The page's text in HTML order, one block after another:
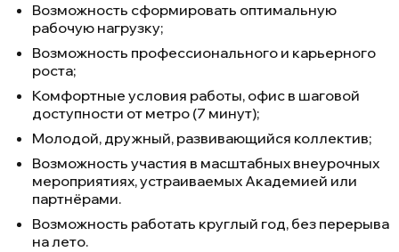
Возможность сформировать оптимальную
рабочую нагрузку;
Возможность профессионального и карьерного
роста;
Комфортные условия работы, офис в шаговой
доступности от метро (7 минут);
Молодой, дружный, развивающийся коллектив;
Возможность участия в масштабных внеурочных
мероприятиях, устраиваемых Академией или
партнёрами.
Возможность работать круглый год, без перерыва
на лето.